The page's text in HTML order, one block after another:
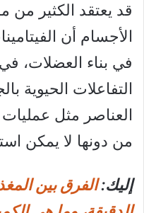
قد يعتقد الكثير
الأجسام أن
في بناء العضلات،
التفاعلات الحيوية
العناصر مثل
من دونها لا يمكن
إليك:الفرق بين